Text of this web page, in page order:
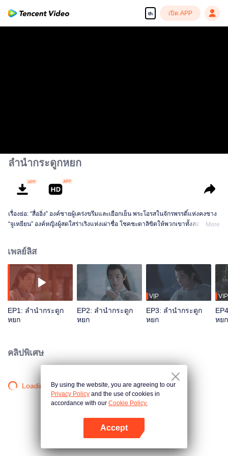
th เปิด APP
ลำนำกระดูกหยก
เรื่องย่อ: “สื่ออิ่ง” องค์ชายผู้เคร่งขรึมและเยือกเย็น พระโอรสในจักรพรรดิ์แห่งคงซาง
“จูเหยียน” องค์หญิงผู้สดใสร่าเริงแห่งเผ่าชื่อ โชคชะตาลิขิตให้พวกเขาทั้งสองได้
“จื่อยวน” ผู้ที่โตมาด้วยกันกับจูเหยียนคือจักรพรรดิ์แห่งท้องทะเล จึงปิดผนึกจื่อยวน
ด้วยมือของเขาเอง
More
เพลย์ลิส
EP1: ลำนำกระดูก
หยก
EP2: ลำนำกระดูก
หยก
VIP
EP3: ลำนำกระดูก
หยก
VIP
หยก
คลิปพิเศษ
Loading…By using the website, you are agreeing to our
Privacy Policy and the use of cookies in
accordance with our Cookie Policy.
Accept